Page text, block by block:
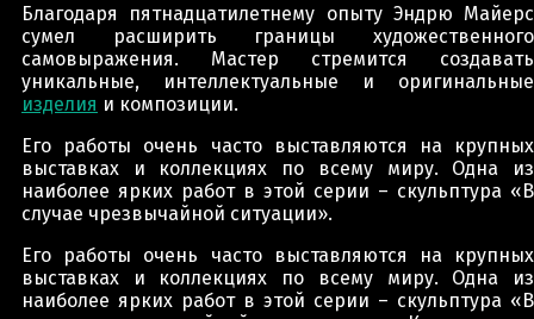
Благодаря пятнадцатилетнему опыту Эндрю Майерс
сумел расширить границы художественного
самовыражения. Мастер стремится создавать
уникальные, интеллектуальные и оригинальные
изделия и композиции.
Его работы очень часто выставляются на крупных
выставках и коллекциях по всему миру. Одна из
наиболее ярких работ в этой серии – скульптура «В
случае чрезвычайной ситуации».
Его работы очень часто выставляются на крупных
выставках и коллекциях по всему миру. Одна из
наиболее ярких работ в этой серии – скульптура «В